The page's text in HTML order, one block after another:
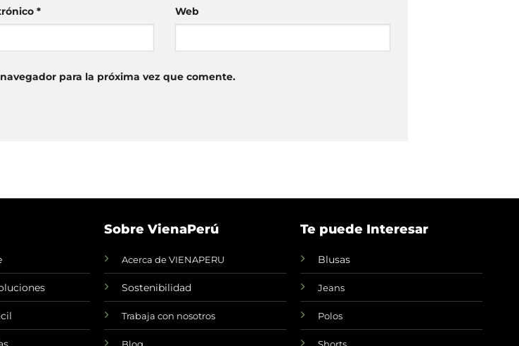
* Web
para la próxima vez que comente.
Sobre VienaPerú
Acerca de VIENAPERU
Sostenibilidad
Trabaja con nosotros
Blog
Te puede Interesar
Blusas
Jeans
Polos
Shorts